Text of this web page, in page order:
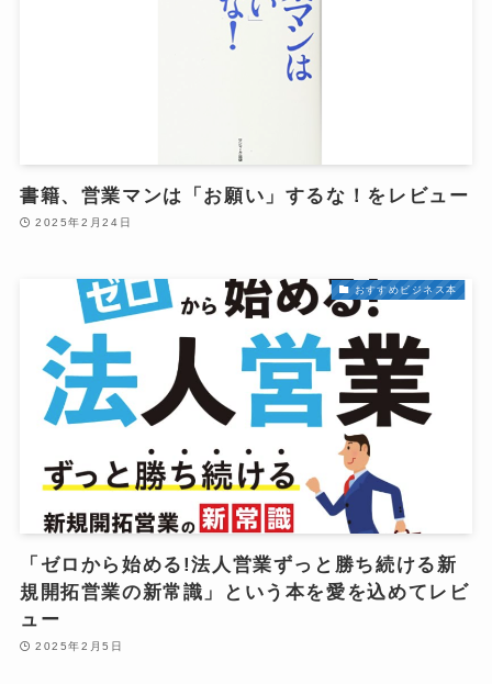
書籍、営業マンは「お願い」するな！をレビュー
2025年2月24日
おすすめビジネス本
「ゼロから始める!法人営業ずっと勝ち続ける新
規開拓営業の新常識」という本を愛を込めてレビ
ュー
2025年2月5日